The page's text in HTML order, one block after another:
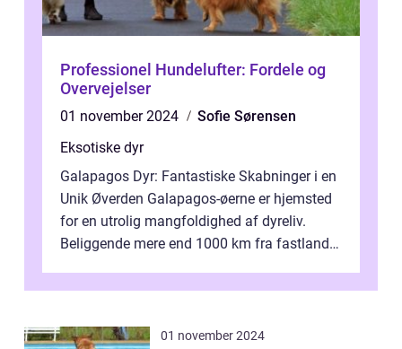
Professionel Hundelufter: Fordele og
Overvejelser
01 november 2024
Sofie Sørensen
Eksotiske dyr
Galapagos Dyr: Fantastiske Skabninger i en
Unik Øverden Galapagos-øerne er hjemsted
for en utrolig mangfoldighed af dyreliv.
Beliggende mere end 1000 km fra fastlandet
01 november 2024